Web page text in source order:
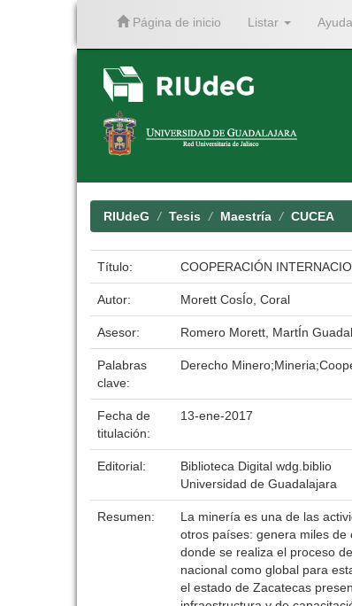
Página de inicio Listar Ayuda
RIUdeG Tesis Maestría CUCEA
Título: COOPERACIÓN
Autor: Morett CosÍo, Coral
Asesor: Romero Morett, MartÍn
Palabras
clave:
Derecho
Fecha de
titulación:
13-ene-2017
Editorial:
Biblioteca Digital wdg.biblio
Universidad de Guadalajara
Resumen:
La minería es una de las
otros países: genera miles
donde se realiza el proceso
nacional como global para
el estado de Zacatecas